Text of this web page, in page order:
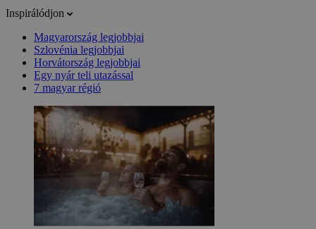
Inspirálódjon
Magyarország legjobbjai
Szlovénia legjobbjai
Horvátország legjobbjai
Egy nyár teli utazással
7 magyar régió